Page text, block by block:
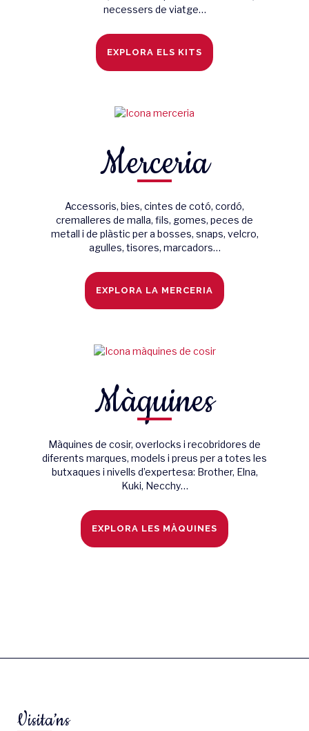
necessers de viatge…
EXPLORA ELS KITS
Merceria
Accessoris, bies, cintes de cotó, cordó,
cremalleres de malla, fils, gomes, peces de
metall i de plàstic per a bosses, snaps, velcro,
agulles, tisores, marcadors…
EXPLORA LA MERCERIA
Màquines
Màquines de cosir, overlocks i recobridores de
diferents marques, models i preus per a totes les
butxaques i nivells d’expertesa: Brother, Elna,
Kuki, Necchy…
EXPLORA LES MÀQUINES
Visita’ns